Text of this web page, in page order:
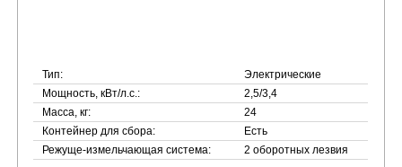
Тип:
Электрические
Мощность, кВт/л.с.:
2,5/3,4
Масса, кг:
24
Контейнер для сбора:
Есть
Режуще-измельчающая система:
2 оборотных лезвия